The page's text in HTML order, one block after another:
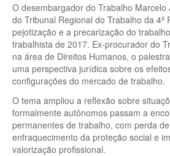
O desembargador do Trabalho Marcelo
do Tribunal Regional do Trabalho da 4ª
pejotização e a precarização do
trabalhista de 2017. Ex-procurador do
na área de Direitos Humanos, o
uma perspectiva jurídica sobre os
configurações do mercado de trabalho.
O tema ampliou a reflexão sobre
formalmente autônomos passam a
permanentes de trabalho, com perda
enfraquecimento da proteção social e
valorização profissional.